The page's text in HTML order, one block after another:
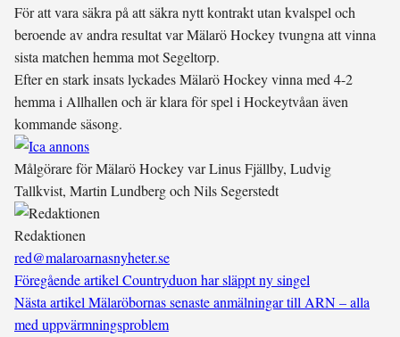
För att vara säkra på att säkra nytt kontrakt utan kvalspel och
beroende av andra resultat var Mälarö Hockey tvungna att vinna
sista matchen hemma mot Segeltorp.
Efter en stark insats lyckades Mälarö Hockey vinna med 4-2
hemma i Allhallen och är klara för spel i Hockeytvåan även
kommande säsong.
Målgörare för Mälarö Hockey var Linus Fjällby, Ludvig
Tallkvist, Martin Lundberg och Nils Segerstedt
Redaktionen
red@malaroarnasnyheter.se
Föregående artikel Countryduon har släppt ny singel
Nästa artikel Mälaröbornas senaste anmälningar till ARN – alla
med uppvärmningsproblem